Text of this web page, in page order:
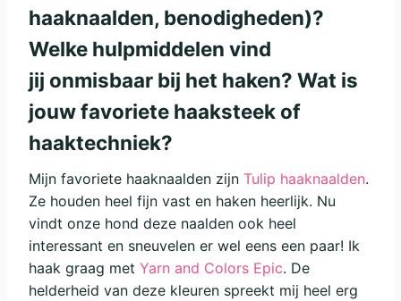
haaknaalden, benodigheden)?
Welke hulpmiddelen vind
jij onmisbaar bij het haken? Wat is
jouw favoriete haaksteek of
haaktechniek?
Mijn favoriete haaknaalden zijn Tulip haaknaalden.
Ze houden heel fijn vast en haken heerlijk. Nu
vindt onze hond deze naalden ook heel
interessant en sneuvelen er wel eens een paar! Ik
haak graag met Yarn and Colors Epic. De
helderheid van deze kleuren spreekt mij heel erg